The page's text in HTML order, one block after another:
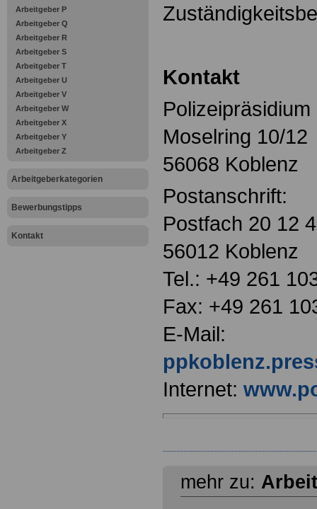
Arbeitgeber P
Arbeitgeber Q
Arbeitgeber R
Arbeitgeber S
Arbeitgeber T
Arbeitgeber U
Arbeitgeber V
Arbeitgeber W
Arbeitgeber X
Arbeitgeber Y
Arbeitgeber Z
Arbeitgeberkategorien
Bewerbungstipps
Kontakt
Kontakt
Moselring 10/12
56068 Koblenz
Postanschrift:
Postfach 20 12
56012 Koblenz
Tel.: +49 261
Fax: +49 261
E-Mail:
Internet:
mehr zu: